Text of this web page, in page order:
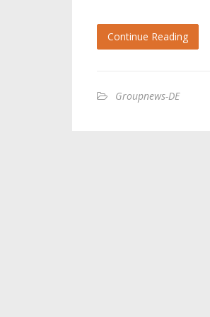
Continue Reading
Groupnews-DE